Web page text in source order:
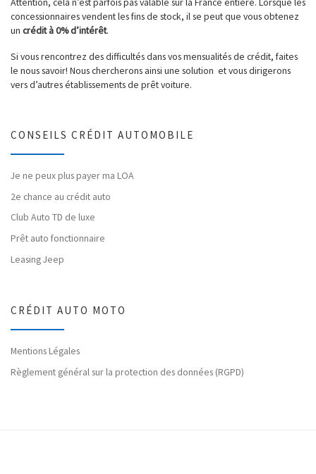
concessionnaires vendent les fins de stock, il se peut que vous obtenez
un crédit à 0% d’intérêt.
Si vous rencontrez des difficultés dans vos mensualités de crédit, faites
le nous savoir! Nous chercherons ainsi une solution et vous dirigerons
vers d’autres établissements de prêt voiture.
CONSEILS CRÉDIT AUTOMOBILE
Je ne peux plus payer ma LOA
2e chance au crédit auto
Club Auto TD de luxe
Prêt auto fonctionnaire
Leasing Jeep
CRÉDIT AUTO MOTO
Mentions Légales
Règlement général sur la protection des données (RGPD)